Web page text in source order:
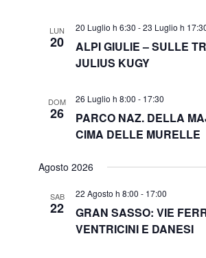
LUN
20
20 Luglio h 6:30 -23 Luglio h
ALPI GIULIE – SULLE
JULIUS KUGY
DOM
26
26 Luglio h 8:00 - 17:30
PARCO NAZ. DELLA
CIMA DELLE MURELLE
Agosto 2026
SAB
22
22 Agosto h 8:00 - 17:00
GRAN SASSO: VIE
VENTRICINI E DANESI